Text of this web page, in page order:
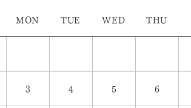
MON TUE WED THU
3 4 5 6